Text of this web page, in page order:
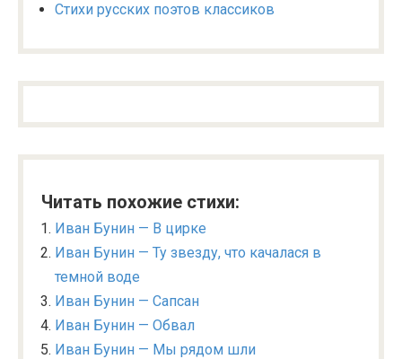
Стихи русских поэтов классиков
Читать похожие стихи:
Иван Бунин — В цирке
Иван Бунин — Ту звезду, что качалася в
темной воде
Иван Бунин — Сапсан
Иван Бунин — Обвал
Иван Бунин — Мы рядом шли